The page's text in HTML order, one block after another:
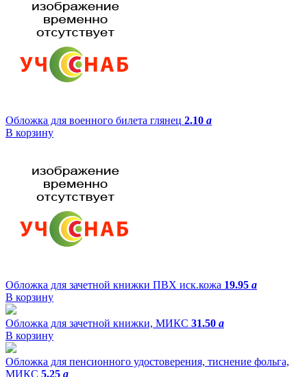
Обложка для военного билета глянец 2.10 a
В корзину
Обложка для зачетной книжки ПВХ иск.кожа 19.95 a
В корзину
Обложка для зачетной книжки, МИКС 31.50 a
В корзину
Обложка для пенсионного удостоверения, тиснение фольга,
МИКС 5.25 a